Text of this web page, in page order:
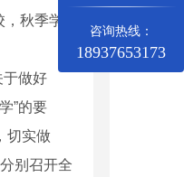
秋季学
于做好
”的要
切实做
别召开全
咨询热线：
18937653173